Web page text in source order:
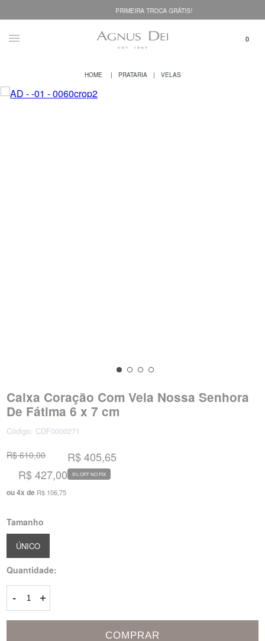
PRIMEIRA TROCA GRÁTIS!
PRATARIA VELAS
Caixa Coração Com Vela Nossa Senhora
De Fátima 6 x 7 cm
Código: CDF0000271
R$ 610,00
R$ 427,00
ou4x de R$ 106,75
R$ 405,65
5% OFF NO PIX
Tamanho
ÚNICO
Quantidade:
- +
COMPRAR